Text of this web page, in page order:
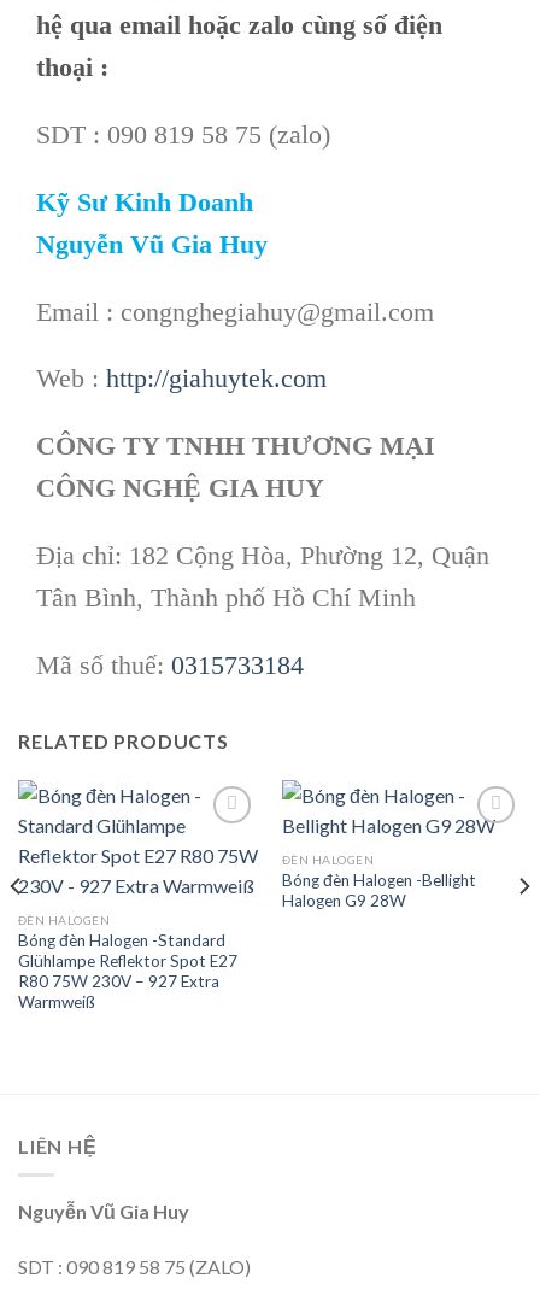
hệ qua email hoặc zalo cùng số điện
thoại :
SDT : 090 819 58 75 (zalo)
Kỹ Sư Kinh Doanh
Nguyễn Vũ Gia Huy
Email : congnghegiahuy@gmail.com
Web : http://giahuytek.com
CÔNG TY TNHH THƯƠNG MẠI
CÔNG NGHỆ GIA HUY
Địa chỉ: 182 Cộng Hòa, Phường 12, Quận
Tân Bình, Thành phố Hồ Chí Minh
Mã số thuế: 0315733184
RELATED PRODUCTS
Add to
wishlist
ĐÈN HALOGEN
Bóng đèn Halogen -Standard
Glühlampe Reflektor Spot E27
R80 75W 230V – 927 Extra
Warmweiß
Add to
ĐÈN HALOGEN
Bóng đèn Halogen -Bellight
Halogen G9 28W
LIÊN HỆ
Nguyễn Vũ Gia Huy
SDT : 090 819 58 75 (ZALO)